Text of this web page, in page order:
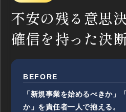
不安の残る意思
確信を持った決断
BEFORE
「新規事業を始めるべきか」
か」を責任者一人で抱える。